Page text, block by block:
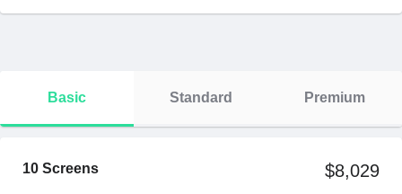
Basic Standard Premium
10 Screens $8,029